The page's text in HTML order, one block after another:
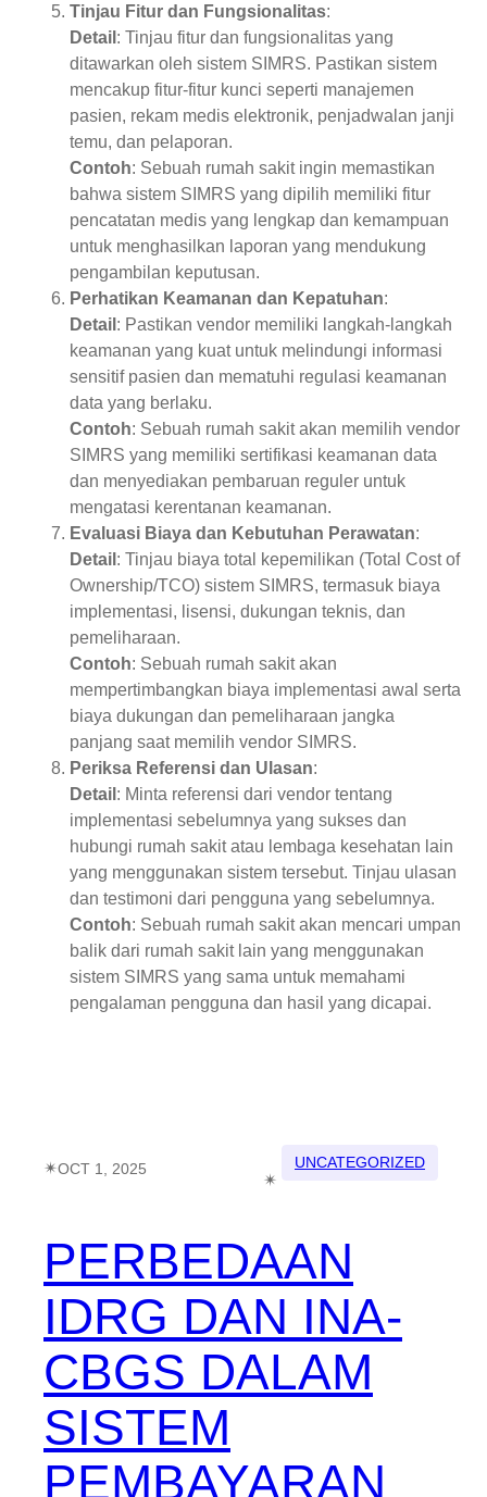
Tinjau Fitur dan Fungsionalitas:
Detail : Tinjau fitur dan fungsionalitas yang
ditawarkan oleh sistem SIMRS. Pastikan sistem
mencakup fitur-fitur kunci seperti manajemen
pasien, rekam medis elektronik, penjadwalan janji
temu, dan pelaporan.
Contoh: Sebuah rumah sakit ingin memastikan
bahwa sistem SIMRS yang dipilih memiliki fitur
pencatatan medis yang lengkap dan kemampuan
untuk menghasilkan laporan yang mendukung
pengambilan keputusan.
Perhatikan Keamanan dan Kepatuhan:
Detail : Pastikan vendor memiliki langkah-langkah
keamanan yang kuat untuk melindungi informasi
sensitif pasien dan mematuhi regulasi keamanan
data yang berlaku.
Contoh: Sebuah rumah sakit akan memilih vendor
SIMRS yang memiliki sertifikasi keamanan data
dan menyediakan pembaruan reguler untuk
mengatasi kerentanan keamanan.
Evaluasi Biaya dan Kebutuhan Perawatan:
Detail : Tinjau biaya total kepemilikan (Total Cost of
Ownership/TCO) sistem SIMRS, termasuk biaya
implementasi, lisensi, dukungan teknis, dan
pemeliharaan.
Contoh: Sebuah rumah sakit akan
mempertimbangkan biaya implementasi awal serta
biaya dukungan dan pemeliharaan jangka
panjang saat memilih vendor SIMRS.
Periksa Referensi dan Ulasan:
Detail : Minta referensi dari vendor tentang
implementasi sebelumnya yang sukses dan
hubungi rumah sakit atau lembaga kesehatan lain
yang menggunakan sistem tersebut. Tinjau ulasan
dan testimoni dari pengguna yang sebelumnya.
Contoh: Sebuah rumah sakit akan mencari umpan
balik dari rumah sakit lain yang menggunakan
sistem SIMRS yang sama untuk memahami
pengalaman pengguna dan hasil yang dicapai.
✴︎OCT 1, 2025
✴︎
UNCATEGORIZED
PERBEDAAN
IDRG DAN INA-
CBGS DALAM
SISTEM
PEMBAYARAN